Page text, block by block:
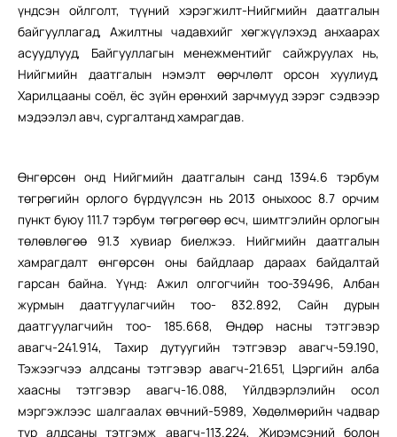
үндсэн ойлголт, түүний хэрэгжилт-Нийгмийн даатгалын
байгууллагад, Ажилтны чадавхийг хөгжүүлэхэд анхаарах
асуудлууд, Байгууллагын менежментийг сайжруулах нь,
Нийгмийн даатгалын нэмэлт өөрчлөлт орсон хуулиуд,
Харилцааны соёл, ёс зүйн ерөнхий зарчмууд зэрэг сэдвээр
мэдээлэл авч, сургалтанд хамрагдав.
Өнгөрсөн онд Нийгмийн даатгалын санд 1394.6 тэрбум
төгрөгийн орлого бүрдүүлсэн нь 2013 оныхоос 8.7 орчим
пункт буюу 111.7 тэрбум төгрөгөөр өсч, шимтгэлийн орлогын
төлөвлөгөө 91.3 хувиар биелжээ. Нийгмийн даатгалын
хамрагдалт өнгөрсөн оны байдлаар дараах байдалтай
гарсан байна. Үүнд: Ажил олгогчийн тоо-39496, Албан
журмын даатгуулагчийн тоо- 832.892, Сайн дурын
даатгуулагчийн тоо- 185.668, Өндөр насны тэтгэвэр
авагч-241.914, Тахир дутуугийн тэтгэвэр авагч-59.190,
Тэжээгчээ алдсаны тэтгэвэр авагч-21.651, Цэргийн алба
хаасны тэтгэвэр авагч-16.088, Үйлдвэрлэлийн осол
мэргэжлээс шалгаалах өвчний-5989, Хөдөлмөрийн чадвар
түр алдсаны тэтгэмж авагч-113.224, Жирэмсэний болон